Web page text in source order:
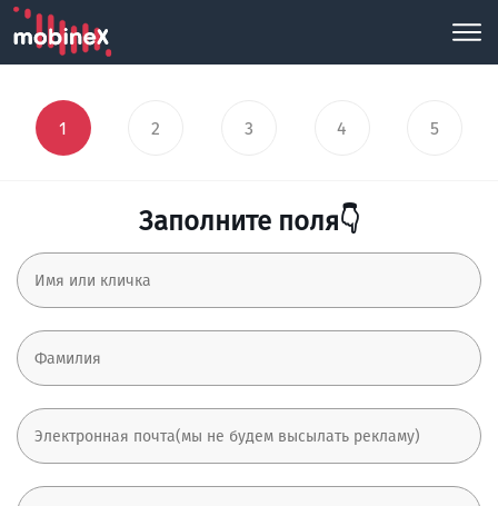
1 2 3 4 5
Заполните поля👇